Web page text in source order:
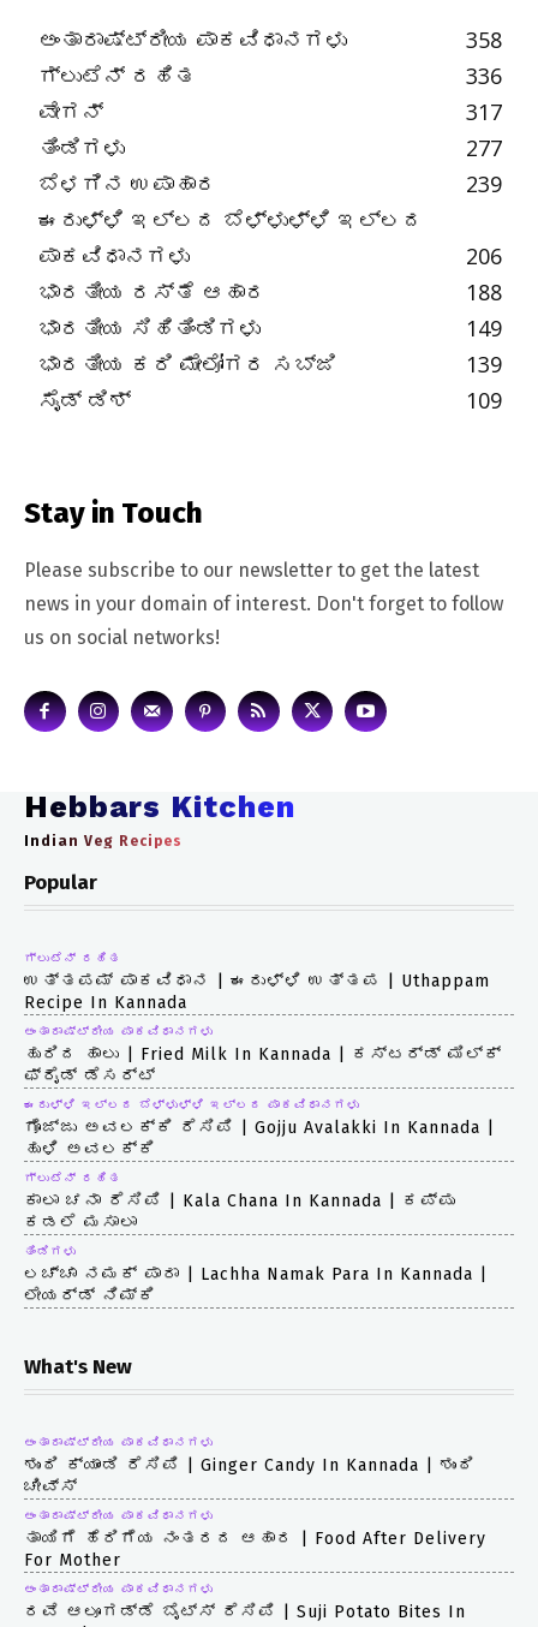
ಅಂತಾರಾಷ್ಟ್ರೀಯ ಪಾಕವಿಧಾನಗಳು
358
ಗ್ಲುಟೆನ್ ರಹಿತ
336
ವೇಗನ್
317
ತಿಂಡಿಗಳು
277
ಬೆಳಗಿನ ಉಪಾಹಾರ
239
ಈರುಳ್ಳಿ ಇಲ್ಲದ ಬೆಳ್ಳುಳ್ಳಿ ಇಲ್ಲದ
ಪಾಕವಿಧಾನಗಳು
206
ಭಾರತೀಯ ರಸ್ತೆ ಆಹಾರ
188
ಭಾರತೀಯ ಸಿಹಿತಿಂಡಿಗಳು
149
ಭಾರತೀಯ ಕರಿ ಮೇಲೋಗರ ಸಬ್ಜಿ
139
ಸೈಡ್ ಡಿಶ್
109
Stay in Touch
Please subscribe to our newsletter to get the latest
news in your domain of interest. Don't forget to follow
us on social networks!
Hebbars Kitchen
Indian Veg Recipes
Popular
ಗ್ಲುಟೆನ್ ರಹಿತ
ಉತ್ತಪಮ್ ಪಾಕವಿಧಾನ | ಈರುಳ್ಳಿ ಉತ್ತಪ | Uthappam
Recipe In Kannada
ಅಂತಾರಾಷ್ಟ್ರೀಯ ಪಾಕವಿಧಾನಗಳು
ಹುರಿದ ಹಾಲು | Fried Milk In Kannada | ಕಸ್ಟರ್ಡ್ ಮಿಲ್ಕ್
ಫ್ರೈಡ್ ಡೆಸರ್ಟ್
ಈರುಳ್ಳಿ ಇಲ್ಲದ ಬೆಳ್ಳುಳ್ಳಿ ಇಲ್ಲದ ಪಾಕವಿಧಾನಗಳು
ಗೊಜ್ಜು ಅವಲಕ್ಕಿ ರೆಸಿಪಿ | Gojju Avalakki In Kannada |
ಹುಳಿ ಅವಲಕ್ಕಿ
ಗ್ಲುಟೆನ್ ರಹಿತ
ಕಾಲಾ ಚನಾ ರೆಸಿಪಿ | Kala Chana In Kannada | ಕಪ್ಪು
ಕಡಲೆ ಮಸಾಲಾ
ತಿಂಡಿಗಳು
ಲಚ್ಚಾ ನಮಕ್ ಪಾರಾ | Lachha Namak Para In Kannada |
ಲೇಯರ್ಡ್ ನಿಮ್ಕಿ
What's New
ಅಂತಾರಾಷ್ಟ್ರೀಯ ಪಾಕವಿಧಾನಗಳು
ಶುಂಠಿ ಕ್ಯಾಂಡಿ ರೆಸಿಪಿ | Ginger Candy In Kannada | ಶುಂಠಿ
ಚೀವ್ಸ್
ಅಂತಾರಾಷ್ಟ್ರೀಯ ಪಾಕವಿಧಾನಗಳು
ತಾಯಿಗೆ ಹೆರಿಗೆಯ ನಂತರದ ಆಹಾರ | Food After Delivery
For Mother
ಅಂತಾರಾಷ್ಟ್ರೀಯ ಪಾಕವಿಧಾನಗಳು
ರವೆ ಆಲೂಗಡ್ಡೆ ಬೈಟ್ಸ್ ರೆಸಿಪಿ | Suji Potato Bites In